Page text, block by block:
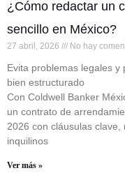
¿Cómo redactar un
sencillo en México?
27 abril, 2026 No hay
Evita problemas legales
bien estructurado
Con Coldwell Banker
un contrato de
2026 con cláusulas
inquilinos
Ver más »